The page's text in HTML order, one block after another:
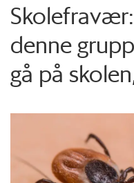
denne
gå på